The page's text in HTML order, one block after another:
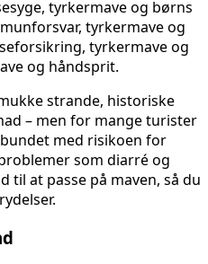
strande, historiske
– men for mange turister
med risikoen for
som diarré og
til at passe på maven, så du